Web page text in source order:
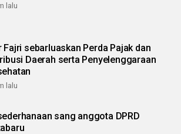
lalu
Fajri sebarluaskan Perda Pajak dan
Daerah serta Penyelenggaraan
lalu
sang anggota DPRD